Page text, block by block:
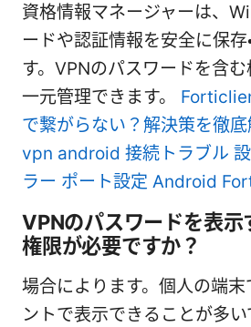
資格情報マネージャーは、
ードや認証情報を安全に保存
す。VPNのパスワードを含
一元管理できます。
で繋がらない？解決策を徹
vpn android 接続トラブル
ラー ポート設定 Android
VPNのパスワードを表示
権限が必要ですか？
場合によります。個人の端
ントで表示できることが多